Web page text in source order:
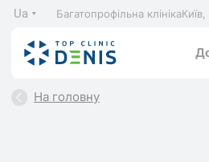
Ua Багатопрофільна клініка
На головну